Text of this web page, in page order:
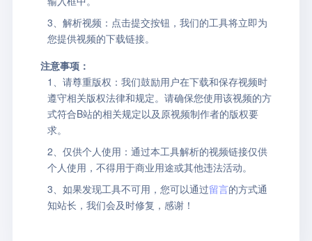
3、解析视频：点击提交按钮，我们的工具将立即为
您提供视频的下载链接。
注意事项：
1、请尊重版权：我们鼓励用户在下载和保存视频时
遵守相关版权法律和规定。请确保您使用该视频的方
式符合B站的相关规定以及原视频制作者的版权要
求。
2、仅供个人使用：通过本工具解析的视频链接仅供
个人使用，不得用于商业用途或其他违法活动。
3、如果发现工具不可用，您可以通过留言的方式通
知站长，我们会及时修复，感谢！